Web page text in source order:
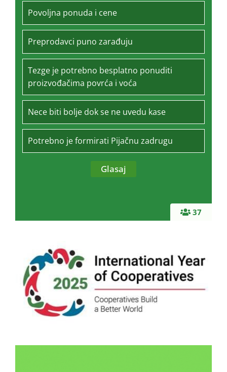
37
Povoljna ponuda i cene
Preprodavci puno zarađuju
Tezge je potrebno besplatno ponuditi
proizvođačima povrća i voća
Nece biti bolje dok se ne uvedu kase
Potrebno je formirati Pijačnu zadrugu